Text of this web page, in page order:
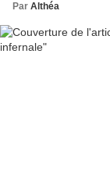
Par Althéa